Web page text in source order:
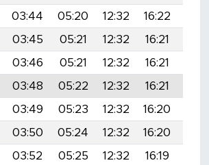
03:44 05:20 12:32 16:22
03:45 05:21 12:32 16:21
03:46 05:21 12:32 16:21
03:48 05:22 12:32 16:21
03:49 05:23 12:32 16:20
03:50 05:24 12:32 16:20
03:52 05:25 12:32 16:19